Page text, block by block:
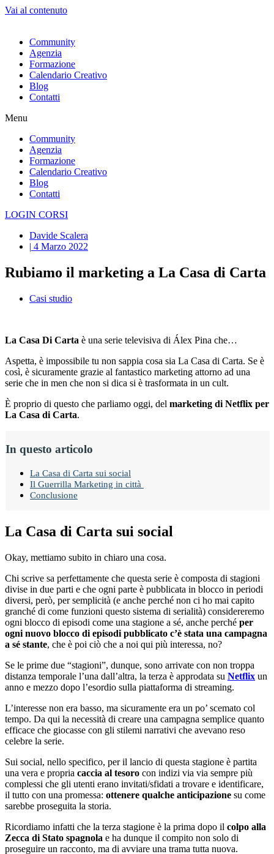
Vai al contenuto
Community
Agenzia
Formazione
Calendario Creativo
Blog
Contatti
Menu
Community
Agenzia
Formazione
Calendario Creativo
Blog
Contatti
LOGIN CORSI
Davide Scalera
| 4 Marzo 2022
Rubiamo il marketing a La Casa di Carta
Casi studio
La Casa Di Carta è una serie televisiva di Álex Pina che…
Aspetta, è impossibile tu non sappia cosa sia La Casa di Carta. Se è
così, è sicuramente grazie al fantastico marketing attorno ad una
serie che in men che non si dica si è trasformata in un cult.
È proprio di questo che parliamo oggi, del marketing di Netflix per
La Casa di Carta.
In questo articolo
La Casa di Carta sui social
Il Guerrilla Marketing in città
Conclusione
La Casa di Carta sui social
Okay, mettiamo subito in chiaro una cosa.
Chi scrive sa perfettamente che questa serie è composta di stagioni
divise in due parti e che ogni parte è pubblicata in blocco in periodi
diversi, però, per semplicità (e anche perché non ci ho mai capito
granché di come funzioni questo sistema di serialità) considereremo
ogni blocco di episodi come una stagione a sé, anche perché per
ogni nuovo blocco di episodi pubblicato c’è stata una campagna
a sé stante, che è poi ciò che a noi qui più interessa, no?
Se le prime due “stagioni”, dunque, sono arrivate con non troppa
distanza temporale l’una dall’altra, la terza è approdata su Netflix un
anno e mezzo dopo l’esordio sulla piattaforma di streaming.
L’interesse non era basso, ma sicuramente era un po’ scemato col
tempo. Da qui la necessità di creare una campagna semplice quanto
efficace che giocasse con gli stilemi narrativi che avevano reso
celebre la serie.
Sui social, nello specifico, per il lancio di questa stagione è partita
una vera e propria caccia al tesoro con indizi via via sempre più
complessi che gli utenti erano invitati/sfidati a trovare e identificare,
il tutto con una promessa: ottenere qualche anticipazione su come
sarebbe proseguita la storia.
Ricordiamo infatti che la terza stagione è la prima dopo il colpo alla
Zecca di Stato spagnola e ha dunque il compito non solo di
proseguire un racconto, ma di avviare una trama tutta nuova.